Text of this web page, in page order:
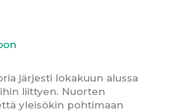
järjesti lokakuun alussa
liittyen. Nuorten
yleisökin pohtimaan